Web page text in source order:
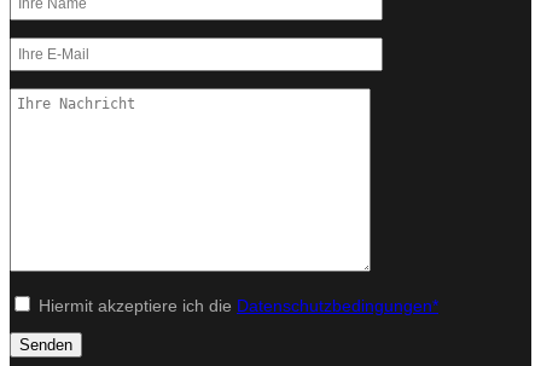
Hiermit akzeptiere ich die Datenschutzbedingungen*